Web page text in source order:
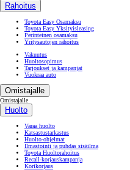
Rahoitus
Toyota Easy Osamaksu
Toyota Easy Yksityisleasing
Perinteinen osamaksu
Yritysautojen rahoitus
Vakuutus
Huoltosopimus
Tarjoukset ja kampanjat
Vuokraa auto
Omistajalle
Omistajalle
Huolto
Varaa huolto
Katsastustarkastus
Huolto-ohjelmat
Ilmastointi ja puhdas sisäilma
Toyota Huoltorahoitus
Recall-korjauskampanja
Korikorjaus